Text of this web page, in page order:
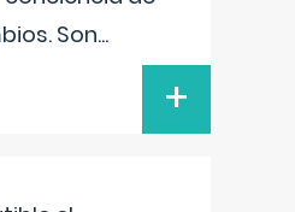
Son...
+